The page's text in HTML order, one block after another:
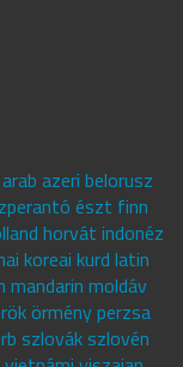
azeri belorusz
észt finn
horvát indonéz
koreai kurd latin
moldáv
örmény perzsa
szlovák szlovén